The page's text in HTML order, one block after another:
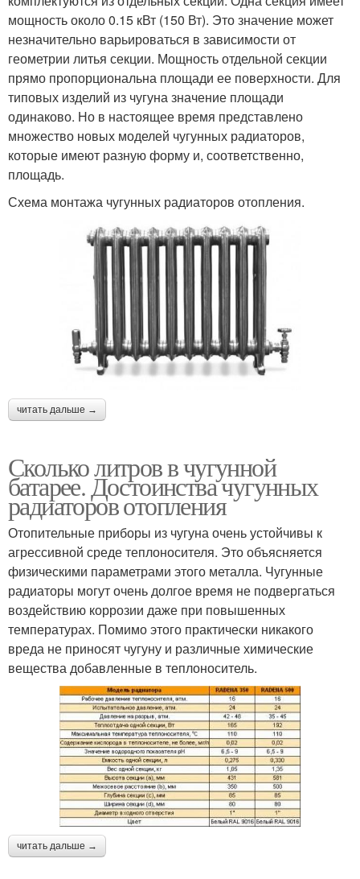
мощность около 0.15 кВт (150 Вт). Это значение может
незначительно варьироваться в зависимости от
геометрии литья секции. Мощность отдельной секции
прямо пропорциональна площади ее поверхности. Для
типовых изделий из чугуна значение площади
одинаково. Но в настоящее время представлено
множество новых моделей чугунных радиаторов,
которые имеют разную форму и, соответственно,
площадь.
Схема монтажа чугунных радиаторов отопления.
читать дальше →
Сколько литров в чугунной
батарее. Достоинства чугунных
радиаторов отопления
Отопительные приборы из чугуна очень устойчивы к
агрессивной среде теплоносителя. Это объясняется
физическими параметрами этого металла. Чугунные
радиаторы могут очень долгое время не подвергаться
воздействию коррозии даже при повышенных
температурах. Помимо этого практически никакого
вреда не приносят чугуну и различные химические
вещества добавленные в теплоноситель.
читать дальше →